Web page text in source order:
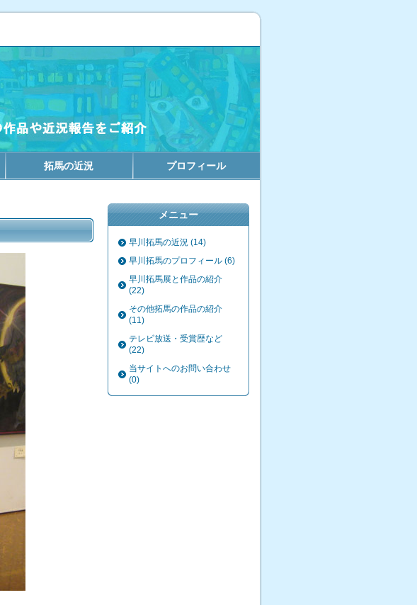
メニュー
早川拓馬の近況 (14)
早川拓馬のプロフィール (6)
早川拓馬展と作品の紹介
(22)
その他拓馬の作品の紹介
(11)
テレビ放送・受賞歴など
(22)
当サイトへのお問い合わせ
(0)
拓馬の近況 プロフィール